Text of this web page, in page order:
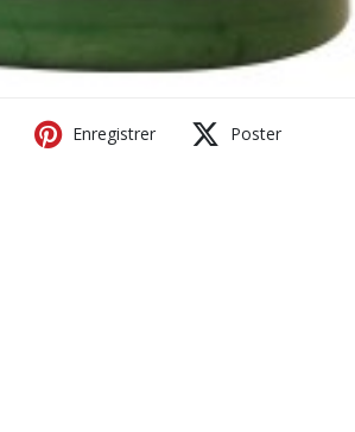
Enregistrer Poster